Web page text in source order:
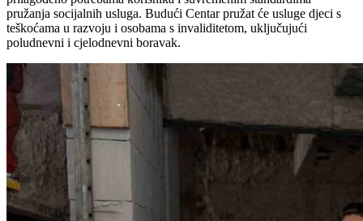
pružanja socijalnih usluga. Budući Centar pružat će usluge djeci s
teškoćama u razvoju i osobama s invaliditetom, uključujući
poludnevni i cjelodnevni boravak.